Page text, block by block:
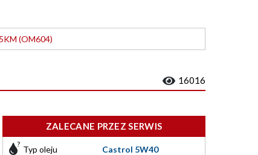
(OM604)
16016
ZALECANE PRZEZ SERWIS
Typ oleju Castrol 5W40